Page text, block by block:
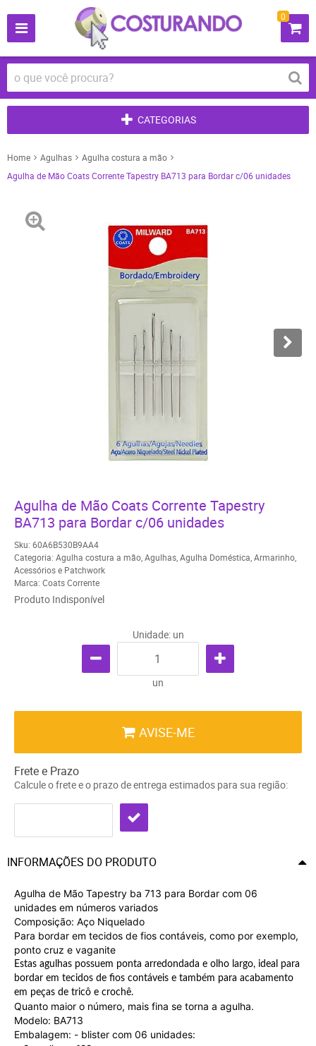
0
CATEGORIAS
Home Agulhas
Agulha costura a mão
Agulha de Mão Coats Corrente Tapestry BA713 para Bordar c/06 unidades
Agulha de Mão Coats Corrente Tapestry
BA713 para Bordar c/06 unidades
Sku: 60A6B530B9AA4
Categoria: Agulha costura a mão Agulhas Agulha Doméstica Armarinho
Acessórios e Patchwork
Marca: Coats Corrente
Produto Indisponível
Unidade: un
un
AVISE-ME
Frete e Prazo
Calcule o frete e o prazo de entrega estimados para sua região:
INFORMAÇÕES DO PRODUTO
Agulha de Mão Tapestry ba 713 para Bordar com 06
unidades em números variados
Composição: Aço Niquelado
Para bordar em tecidos de fios contáveis, como por exemplo,
ponto cruz e vaganite
Estas agulhas possuem ponta arredondada e olho largo, ideal para
bordar em tecidos de fios contáveis e também para acabamento
em peças de tricô e crochê.
Quanto maior o número, mais fina se torna a agulha.
Modelo: BA713
Embalagem: - blister com 06 unidades: